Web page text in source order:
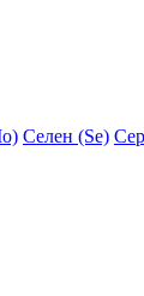
Селен (Se)